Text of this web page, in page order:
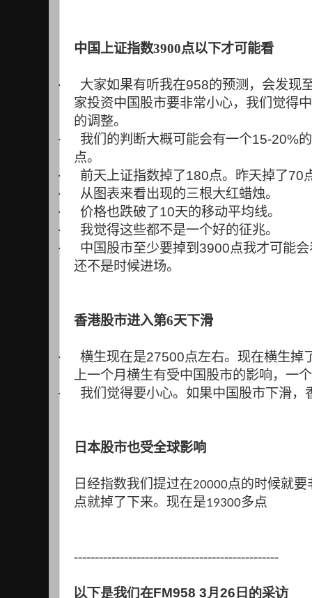
中国上证指数3900点以下才可能看
· 大家如果有听我在958的预测，会发现
家投资中国股市要非常小心，我们觉得
的调整。
·
我们的判断大概可能会有一个15-20%
点。
·
前天上证指数掉了180点。昨天掉了70
·
从图表来看出现的三根大红蜡烛。
·
价格也跌破了10天的移动平均线。
·
我觉得这些都不是一个好的征兆。
·
中国股市至少要掉到 3900点我才可能
还不是时候进场。
香港股市进入第6天下滑
· 横生现在是27500点左右。现在横生掉
上一个月横生有受中国股市的影响，一
·
我们觉得要小心。如果中国股市下滑，
日本股市也受全球影响
日经指数我们提过在20000点的时候就
点就掉了下来。现在是19300多点
-------------------------------------------------
以下是我们在FM958 3月26日的采访